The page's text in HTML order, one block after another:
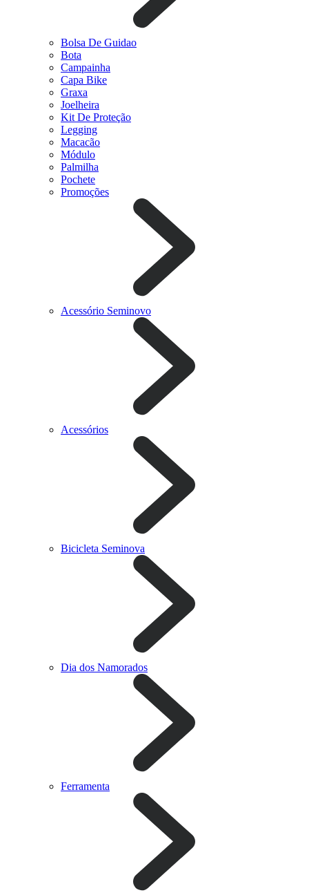
Bolsa De Guidao
Bota
Campainha
Capa Bike
Graxa
Joelheira
Kit De Proteção
Legging
Macacão
Módulo
Palmilha
Pochete
Promoções
Acessório Seminovo
Acessórios
Bicicleta Seminova
Dia dos Namorados
Ferramenta